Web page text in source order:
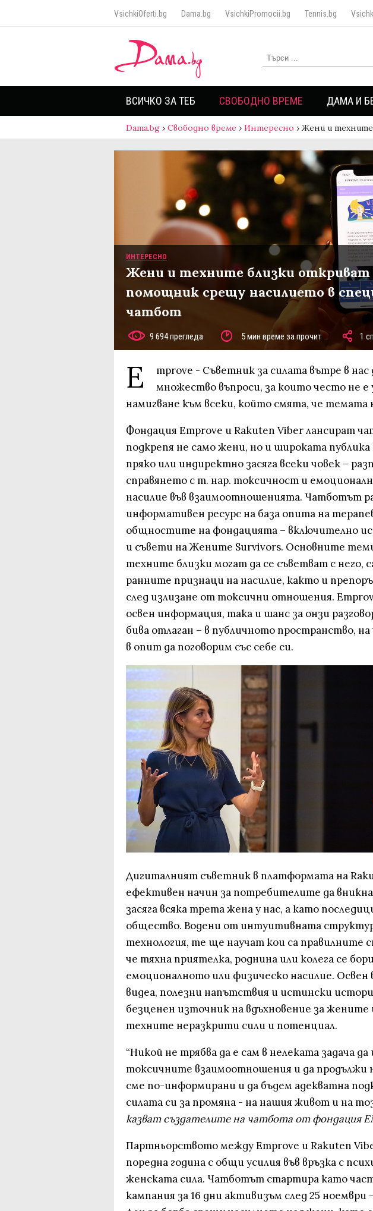
VsichkiOferti.bg Dama.bg VsichkiPromocii.bg Tennis.bg
ВСИЧКО ЗА ТЕБ СВОБОДНО ВРЕМЕ ДАМА И
Dama.bg › Свободно време › Интересно ›Жени и
ИНТЕРЕСНО
Жени и техните близки откриват
помощник срещу насилието в
чатбот
9 694 прегледа 5 мин време за прочит 1
E
mprove - Съветник за силата вътре в нас
множество въпроси, за които често не е
намигване към всеки, който смята, че темата
Фондация Emprove и Rakuten Viber лансират
подкрепя не само жени, но и широката
пряко или индиректно засяга всеки човек –
справянето с т. нар. токсичност и
насилие във взаимоотношенията. Чатботът
информативен ресурс на база опита на
общностите на фондацията – включително
и съвети на Жените Survivors. Основните
техните близки могат да се съветват с него,
ранните признаци на насилие, както и
след излизане от токсични отношения.
освен информация, така и шанс за онзи
бива отлаган – в публичното пространство,
в опит да поговорим със себе си.
Дигиталният съветник в платформата на
ефективен начин за потребителите да
засяга всяка трета жена у нас, а като
общество. Водени от интуитивната
технология, те ще научат кои са правилните
че тяхна приятелка, роднина или колега се
емоционалното или физическо насилие. Освен
видеа, полезни напътствия и истински
безценен източник на вдъхновение за жените
техните неразкрити сили и потенциал.
“Никой не трябва да е сам в нелеката задача да
токсичните взаимоотношения и да продължи
сме по-информирани и да бъдем адекватна
силата си за промяна - на нашия живот и на
казват създателите на чатбота от фондация
Партньорството между Emprove и Rakuten
поредна година с общи усилия във връзка с
женската сила. Чатботът стартира като
кампания за 16 дни активизъм след 25